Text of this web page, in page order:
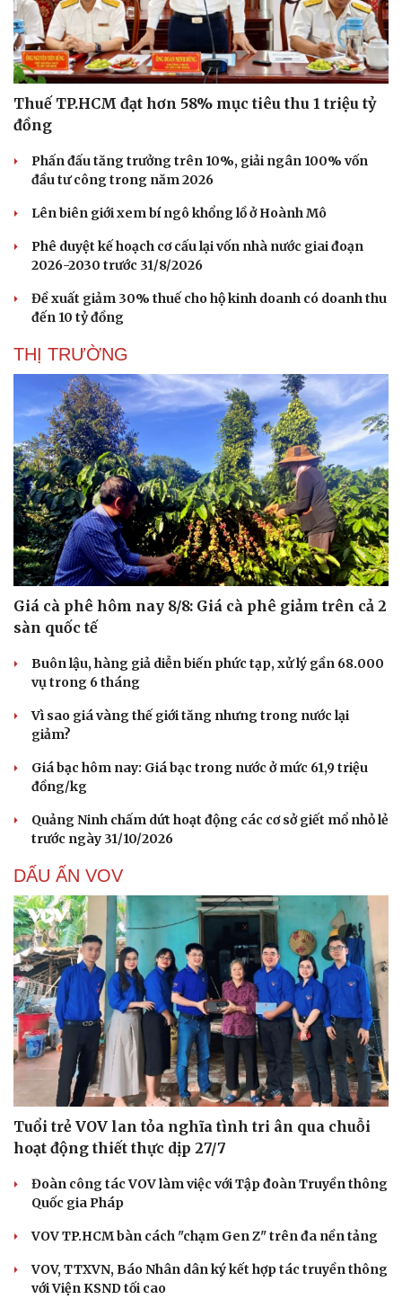
Du lịch
Tư vấn
check-in
Podcast
Cửa sổ tình yêu
Thuế TP.HCM đạt hơn 58% mục tiêu thu 1 triệu tỷ
đồng
Phấn đấu tăng trưởng trên 10%, giải ngân 100% vốn
đầu tư công trong năm 2026
Lên biên giới xem bí ngô khổng lồ ở Hoành Mô
Phê duyệt kế hoạch cơ cấu lại vốn nhà nước giai đoạn
2026-2030 trước 31/8/2026
Đề xuất giảm 30% thuế cho hộ kinh doanh có doanh thu
đến 10 tỷ đồng
THỊ TRƯỜNG
Giá cà phê hôm nay 8/8: Giá cà phê giảm trên cả 2
sàn quốc tế
Buôn lậu, hàng giả diễn biến phức tạp, xử lý gần 68.000
vụ trong 6 tháng
Vì sao giá vàng thế giới tăng nhưng trong nước lại
giảm?
Giá bạc hôm nay: Giá bạc trong nước ở mức 61,9 triệu
đồng/kg
Quảng Ninh chấm dứt hoạt động các cơ sở giết mổ nhỏ lẻ
trước ngày 31/10/2026
DẤU ẤN VOV
Tuổi trẻ VOV lan tỏa nghĩa tình tri ân qua chuỗi
hoạt động thiết thực dịp 27/7
Đoàn công tác VOV làm việc với Tập đoàn Truyền thông
Quốc gia Pháp
VOV TP.HCM bàn cách "chạm Gen Z" trên đa nền tảng
VOV, TTXVN, Báo Nhân dân ký kết hợp tác truyền thông
với Viện KSND tối cao